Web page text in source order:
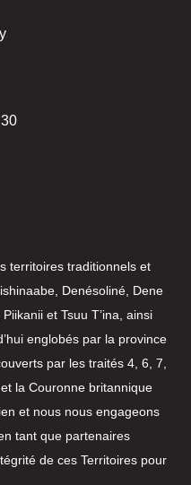
territoires traditionnels et
Denésoliné, Dene
et Tsuu T’ina, ainsi
englobés par la province
par les traités 4, 6, 7,
la Couronne britannique
et nous nous engageons
tant que partenaires
de ces Territoires pour